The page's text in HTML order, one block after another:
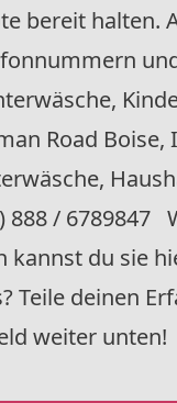
bereit halten.
Road Boise,
888 / 6789847
kannst du sie
Teile deinen
weiter unten!